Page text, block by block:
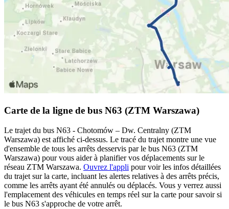
Carte de la ligne de bus N63 (ZTM Warszawa)
Le trajet du bus N63 - Chotomów – Dw. Centralny (ZTM
Warszawa) est affiché ci-dessus. Le tracé du trajet montre une vue
d'ensemble de tous les arrêts desservis par le bus N63 (ZTM
Warszawa) pour vous aider à planifier vos déplacements sur le
réseau ZTM Warszawa. Ouvrez l'appli pour voir les infos détaillées
du trajet sur la carte, incluant les alertes relatives à des arrêts précis,
comme les arrêts ayant été annulés ou déplacés. Vous y verrez aussi
l'emplacement des véhicules en temps réel sur la carte pour savoir si
le bus N63 s'approche de votre arrêt.